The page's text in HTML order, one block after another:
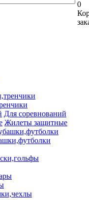
0
Для соревнований
Жилеты защитные